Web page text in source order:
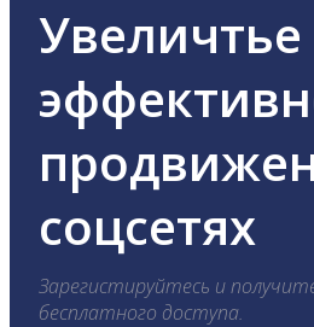
Увеличтье
соцсетях
Зарегистируйтесь и
бесплатного доступа.